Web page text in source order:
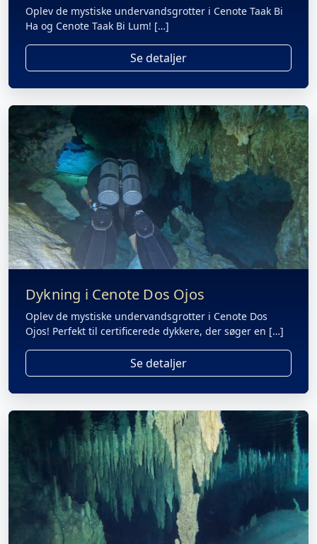
Oplev de mystiske undervandsgrotter i Cenote Taak Bi
Ha og Cenote Taak Bi Lum! […]
Se detaljer
Dykning i Cenote Dos Ojos
Oplev de mystiske undervandsgrotter i Cenote Dos
Ojos! Perfekt til certificerede dykkere, der søger en […]
Se detaljer